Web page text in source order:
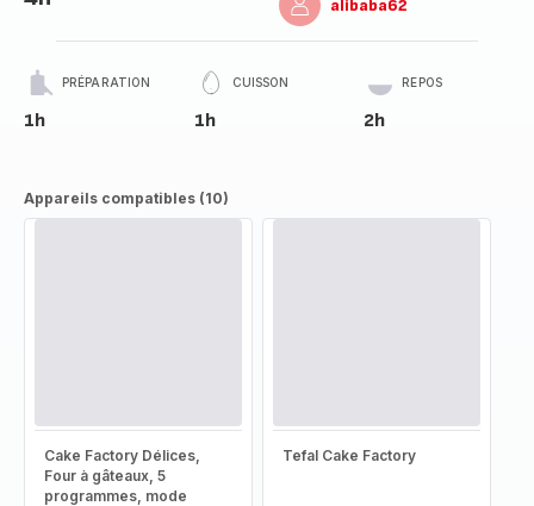
alibaba62
PRÉPARATION
1h
CUISSON
1h
REPOS
2h
Appareils compatibles (10)
Cake Factory Délices,
Four à gâteaux, 5
programmes, mode
Tefal Cake Factory